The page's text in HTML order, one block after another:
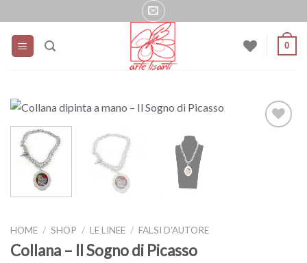
ai
contenuti
0
HOME / SHOP / LE LINEE / FALSI D'AUTORE
Collana – Il Sogno di Picasso